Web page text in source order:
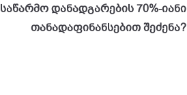
საწარმო დანადგარების 70%-იანი
თანადაფინანსებით შეძენა?